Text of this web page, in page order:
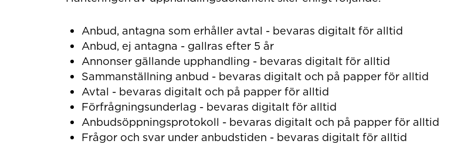
Anbud, antagna som erhåller avtal - bevaras digitalt för alltid
Anbud, ej antagna - gallras efter 5 år
Annonser gällande upphandling - bevaras digitalt för alltid
Sammanställning anbud - bevaras digitalt och på papper för alltid
Avtal - bevaras digitalt och på papper för alltid
Förfrågningsunderlag - bevaras digitalt för alltid
Anbudsöppningsprotokoll - bevaras digitalt och på papper för alltid
Frågor och svar under anbudstiden - bevaras digitalt för alltid